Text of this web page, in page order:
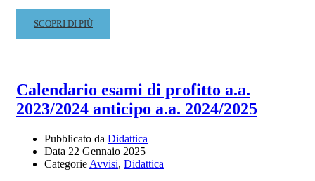
READ
MORE
60CFA
A.A.
SCOPRI DI PIÙ
Calendario esami di profitto a.a.
2023/2024 anticipo a.a. 2024/2025
Pubblicato da Didattica
Data 22 Gennaio 2025
Categorie Avvisi, Didattica